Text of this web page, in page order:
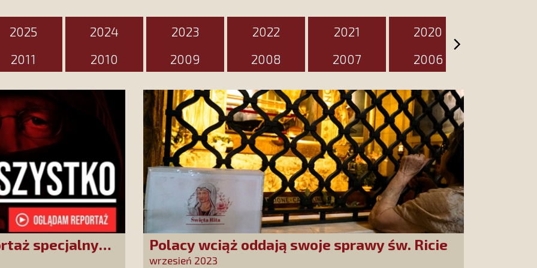
2025 2024 2023 2022 2021 2020
2011 2010 2009 2008 2007 2006
specjalny
Polacy wciąż oddają swoje sprawy św. Ricie
wrzesień 2023